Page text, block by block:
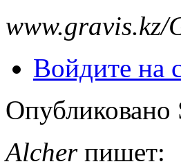
www.gravis.kz/
Войдите на
Опубликовано
Alcherпишет: